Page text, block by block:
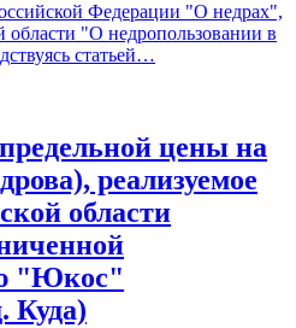
Федерации "О недрах",
области "О недропользовании в
статьей…
цены на
реализуемое
области
"Юкос"
Куда)